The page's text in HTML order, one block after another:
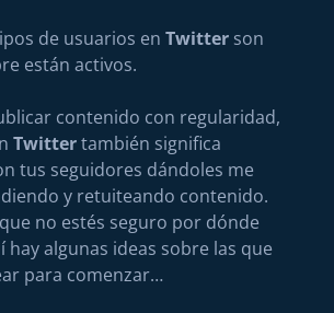
de usuarios en Twitter son
están activos.
contenido con regularidad,
Twittertambién significa
tus seguidores dándoles me
y retuiteando contenido.
no estés seguro por dónde
hay algunas ideas sobre las que
para comenzar…